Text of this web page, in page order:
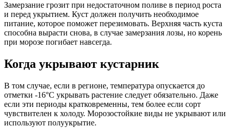
Замерзание грозит при недостаточном поливе в период роста
и перед укрытием. Куст должен получить необходимое
питание, которое поможет перезимовать. Верхняя часть куста
способна вырасти снова, в случае замерзания лозы, но корень
при морозе погибает навсегда.
Когда укрывают кустарник
В том случае, если в регионе, температура опускается до
отметки -16°С укрывать растение следует обязательно. Даже
если эти периоды кратковременны, тем более если сорт
чувствителен к холоду. Морозостойкие виды не укрывают или
используют полуукрытие.